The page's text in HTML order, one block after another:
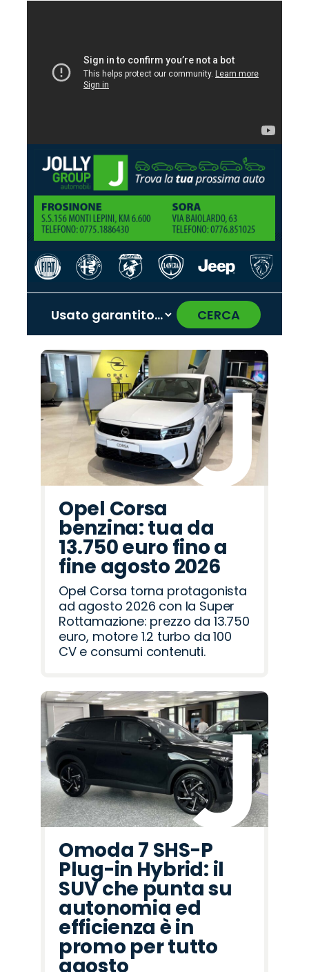
CERCA
Promo
Hyundai
Promo
Jaecoo
Promo
Omoda
Promo
Abarth
Promo
Land
Rover
Promo
Seat
Promo
Opel
Promo
Cupra
Promo
Jeep
Promo
Mazda
Promo
Fiat
Promo
Citroën
Promo
Alfa
Romeo
Promo
Peugeot
Promo
Lancia
‹ ›
Opel Corsa
benzina: tua da
13.750 euro fino a
fine agosto 2026
Opel Corsa torna protagonista
ad agosto 2026 con la Super
Rottamazione: prezzo da 13.750
euro, motore 1.2 turbo da 100
CV e consumi contenuti.
Omoda 7 SHS-P
Plug-in Hybrid: il
SUV che punta su
autonomia ed
efficienza è in
promo per tutto
agosto